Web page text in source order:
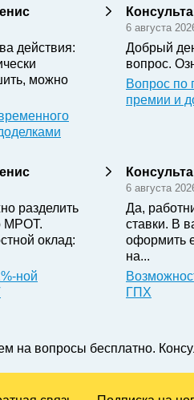
действия:
можно
6 августа
Добрый
вопрос.
Вопрос по
премии и
разделить
МРОТ.
оклад:
ной
6 августа
Да,
ставки. В
оформить
на...
ГПХ
на вопросы бесплатно.